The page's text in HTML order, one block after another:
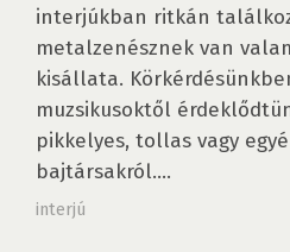
interjúkban ritkán
metalzenésznek van
kisállata.
muzsikusoktől
pikkelyes, tollas vagy
bajtársakról....
interjú